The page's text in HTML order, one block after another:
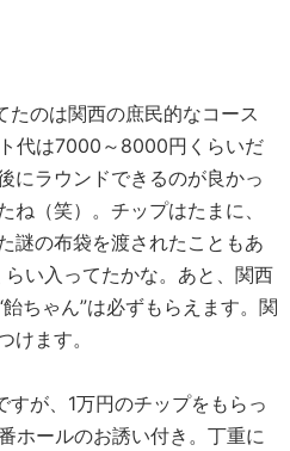
たのは関西の庶民的なコース
代は7000～8000円くらいだ
にラウンドできるのが良かっ
ね（笑）。チップはたまに、
謎の布袋を渡されたこともあ
い入ってたかな。あと、関西
ちゃん”は必ずもらえます。関
けます。
が、1万円のチップをもらっ
ホールのお誘い付き。丁重に